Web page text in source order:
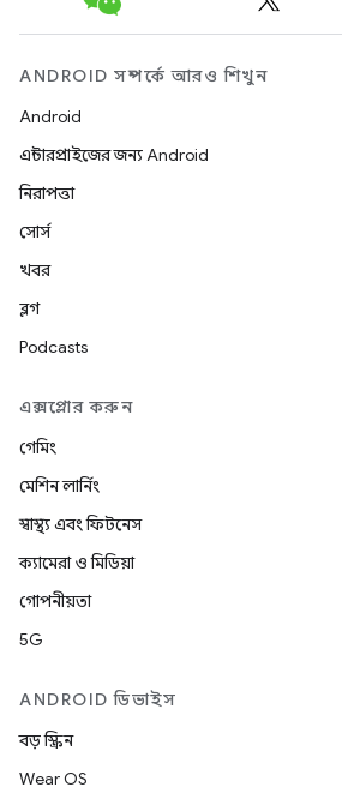
ANDROID সম্পর্কে আরও শিখুন
Android
এন্টারপ্রাইজের জন্য Android
নিরাপত্তা
সোর্স
খবর
ব্লগ
Podcasts
এক্সপ্লোর করুন
গেমিং
মেশিন লার্নিং
স্বাস্থ্য এবং ফিটনেস
ক্যামেরা ও মিডিয়া
গোপনীয়তা
5G
ANDROID ডিভাইস
বড় স্ক্রিন
Wear OS